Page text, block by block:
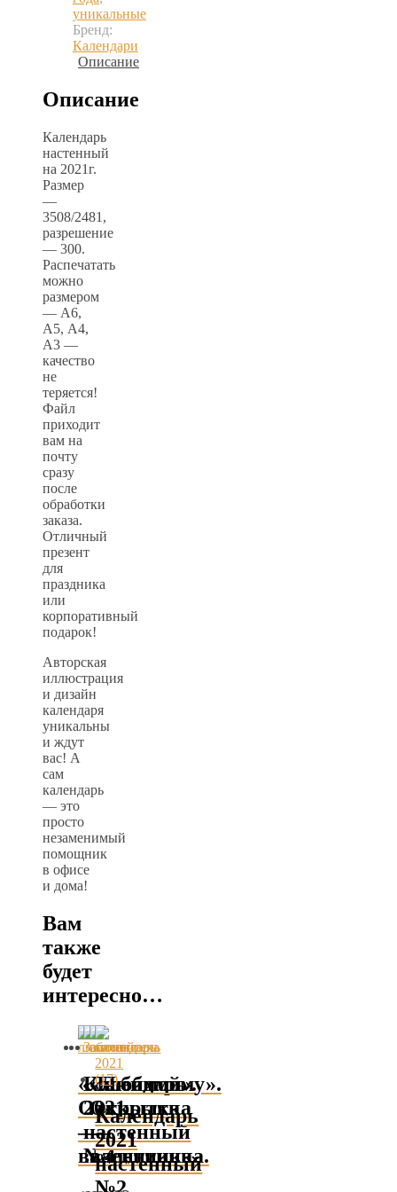
уникальные
Бренд:
Календари
Описание
Описание
Календарь
настенный
на 2021г.
Размер
—
3508/2481,
разрешение
— 300.
Распечатать
можно
размером
— А6,
А5, А4,
А3 —
качество
не
теряется!
Файл
приходит
вам на
почту
сразу
после
обработки
заказа.
Отличный
презент
для
праздника
или
корпоративный
подарок!
Авторская
иллюстрация
и дизайн
календаря
уникальны
и ждут
вас! А
сам
календарь
— это
просто
незаменимый
помощник
в офисе
и дома!
Вам
также
будет
интересно…
«Любимой».
Открытка
—
валентинка.
Календарь
2021
настенный
№4
«Любимому».
Открытка
—
валентинка.
Календарь
2021
настенный